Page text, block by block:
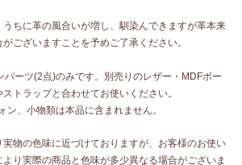
うちに革の風合いが増し、馴染んできますが革本来
ございますことを予めご了承ください。
パーツ(2点)のみです。別売りのレザー・MDFボー
トラップと合わせてお使いください。
ン、小物類は本品に含まれません。
物の色味に近づけておりますが、お客様のお使い
り実際の商品と色味が多少異なる場合がございま